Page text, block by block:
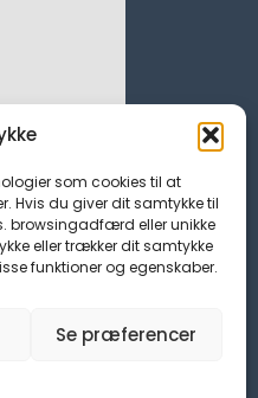
som cookies til at
Hvis du giver dit samtykke til
browsingadfærd eller unikke
eller trækker dit samtykke
funktioner og egenskaber.
Se præferencer